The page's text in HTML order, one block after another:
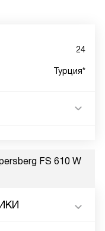
24
Турция*
FS 610 W